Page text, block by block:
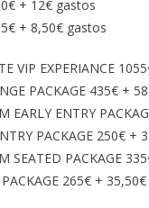
+ 12€ gastos
+ 8,50€ gastos
VIP EXPERIANCE
PACKAGE 435€ +
EARLY ENTRY
PACKAGE 250€ +
SEATED PACKAGE
265€ +